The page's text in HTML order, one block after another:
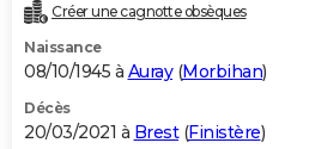
Créer une cagnotte obsèques
Naissance
08/10/1945 à Auray(Morbihan)
Décès
20/03/2021 à Brest(Finistère)